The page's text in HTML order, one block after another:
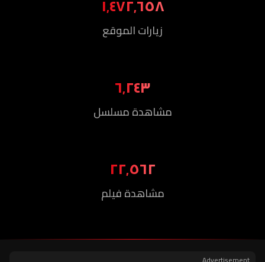
١٬٤٧٢٬٦٥٨
زيارات الموقع
٦٬٢٤٣
مشاهدة مسلسل
٢٢٬٥٦٢
مشاهدة فيلم